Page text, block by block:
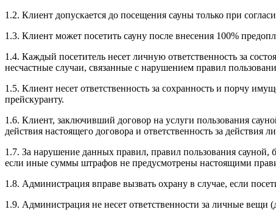
1.2. Клиент допускается до посещения сауны только при
1.3. Клиент может посетить сауну после внесения 100%
1.4. Каждый посетитель несет личную ответственность за
несчастные случаи, связанные с нарушением правил
1.5. Клиент несет ответственность за сохранность и порчу
прейскуранту.
1.6. Клиент, заключивший договор на услуги пользования
действия настоящего договора и ответственность за
1.7. За нарушение данных правил, правил пользования сауной,
если иные суммы штрафов не предусмотрены настоящими
1.8. Администрация вправе вызвать охрану в случае, если
1.9. Администрация не несет ответственности за личные